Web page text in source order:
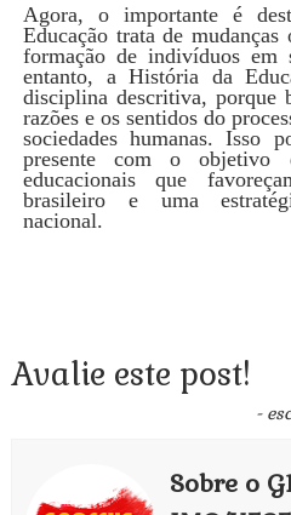
Agora, o importante é
Educação trata de
formação de indivíduos em
entanto, a História da
disciplina descritiva, porque
razões e os sentidos do
sociedades humanas. Isso
presente com o objetivo
educacionais que
brasileiro e uma
nacional.
Avalie este post!
-
Sobre o